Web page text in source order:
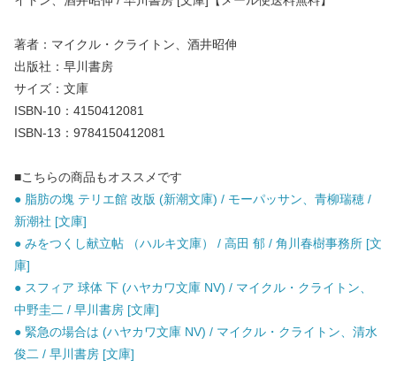
著者：マイクル・クライトン、酒井昭伸
出版社：早川書房
サイズ：文庫
ISBN-10：4150412081
ISBN-13：9784150412081
■こちらの商品もオススメです
● 脂肪の塊 テリエ館 改版 (新潮文庫) / モーパッサン、青柳瑞穂 /
新潮社 [文庫]
● みをつくし献立帖 （ハルキ文庫） / 高田 郁 / 角川春樹事務所 [文
庫]
● スフィア 球体 下 (ハヤカワ文庫 NV) / マイクル・クライトン、
中野圭二 / 早川書房 [文庫]
● 緊急の場合は (ハヤカワ文庫 NV) / マイクル・クライトン、清水
俊二 / 早川書房 [文庫]